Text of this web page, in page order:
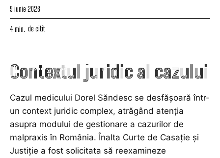
9 iunie 2026
4 min. de citit
Contextul juridic al cazului
Cazul medicului Dorel Săndesc se desfășoară într-
un context juridic complex, atrăgând atenția
asupra modului de gestionare a cazurilor de
malpraxis în România. Înalta Curte de Casație și
Justiție a fost solicitata să reexamineze